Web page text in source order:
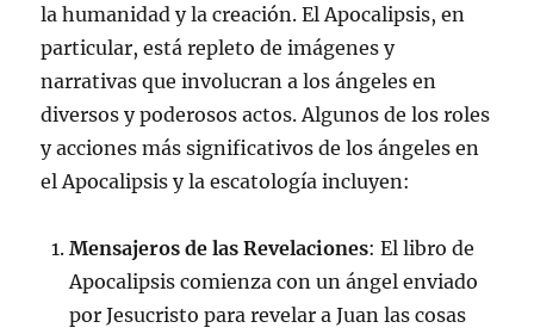
la humanidad y la creación. El Apocalipsis, en
particular, está repleto de imágenes y
narrativas que involucran a los ángeles en
diversos y poderosos actos. Algunos de los roles
y acciones más significativos de los ángeles en
el Apocalipsis y la escatología incluyen:
Mensajeros de las Revelaciones: El libro de
Apocalipsis comienza con un ángel enviado
por Jesucristo para revelar a Juan las cosas